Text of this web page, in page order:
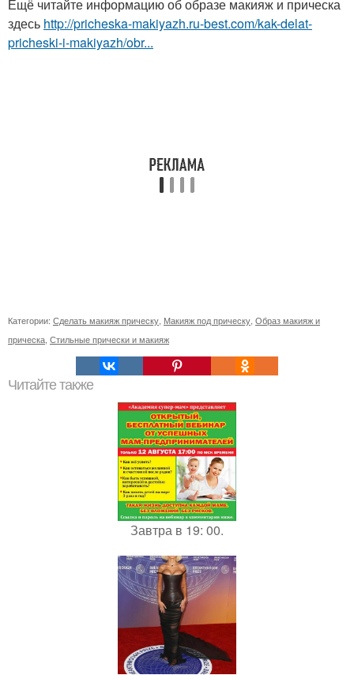
Ещё читайте информацию об образе макияж и прическа
здесь http://pricheska-makiyazh.ru-best.com/kak-delat-
pricheski-i-makiyazh/obr...
Категории: Сделать макияж прическу Макияж под прическу Образ макияж и
прическа Стильные прически и макияж
Читайте также
Завтра в 19: 00.